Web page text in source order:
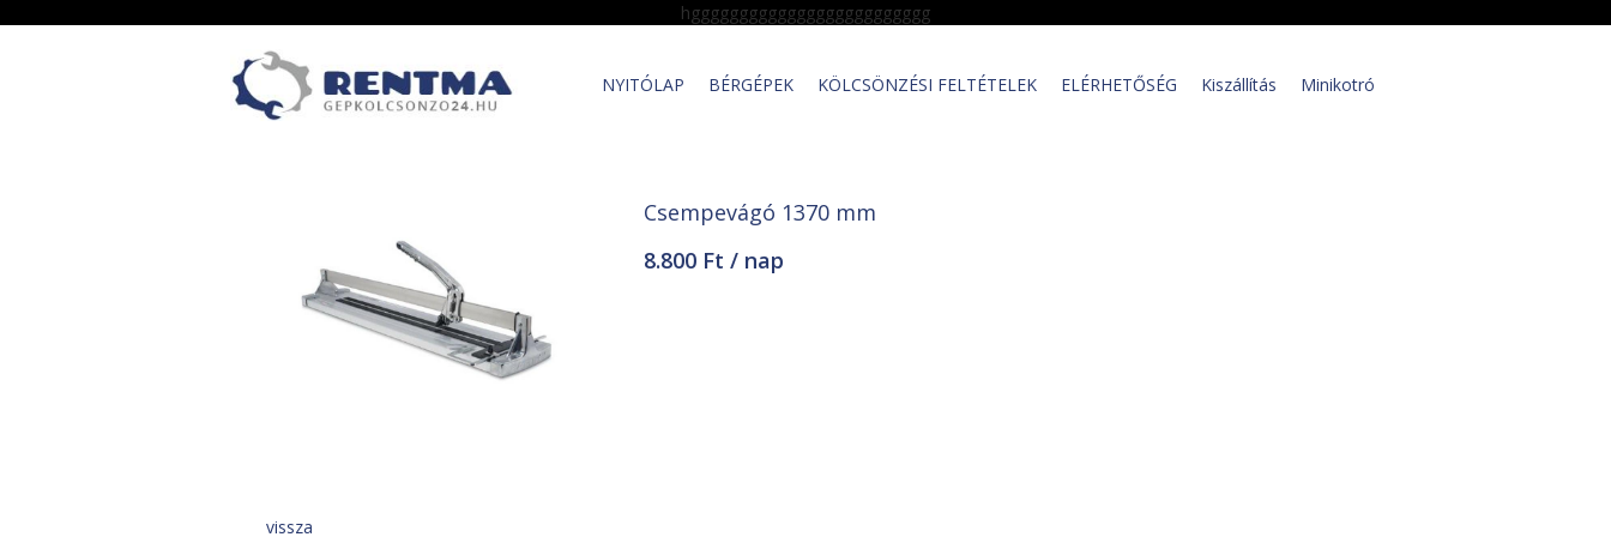
hggggggggggggggggggggggggg
NYITÓLAP BÉRGÉPEK KÖLCSÖNZÉSI FELTÉTELEK ELÉRHETŐSÉG Kiszállítás Minikotró
Csempevágó 1370 mm
8.800 Ft / nap
vissza